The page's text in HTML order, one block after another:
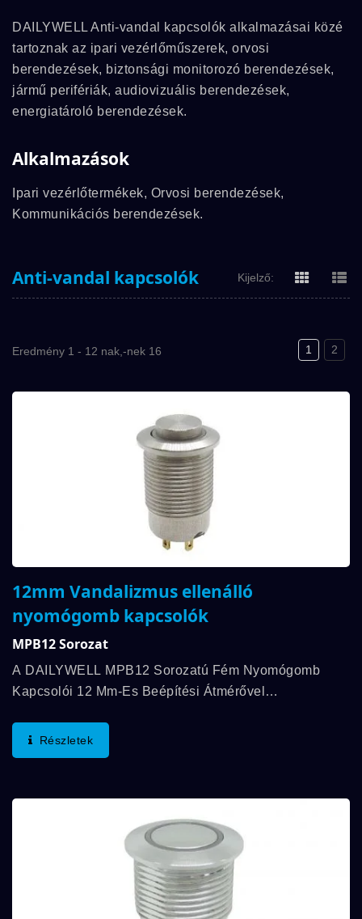
DAILYWELL Anti-vandal kapcsolók alkalmazásai közé
tartoznak az ipari vezérlőműszerek, orvosi
berendezések, biztonsági monitorozó berendezések,
jármű perifériák, audiovizuális berendezések,
energiatároló berendezések.
Alkalmazások
Ipari vezérlőtermékek, Orvosi berendezések,
Kommunikációs berendezések.
Anti-vandal kapcsolók Kijelző:
Eredmény 1 - 12 nak,-nek 16 1 2
12mm Vandalizmus ellenálló
nyomógomb kapcsolók
MPB12 Sorozat
A DAILYWELL MPB12 Sorozatú Fém Nyomógomb
Kapcsolói 12 Mm-Es Beépítési Átmérővel
Megoldást Kínálva. Tartós Fémházzal Készült, Ezek A
Kapcsolók...
Részletek